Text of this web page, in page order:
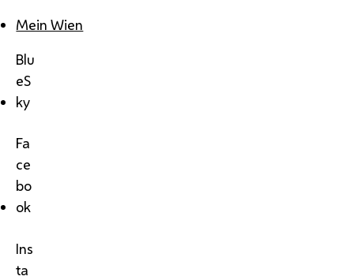
Mein Wien
Blu
eS
ky
Fa
ce
bo
ok
Ins
ta